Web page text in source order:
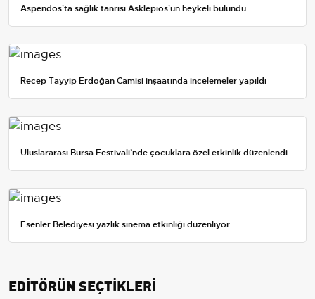
Aspendos'ta sağlık tanrısı Asklepios'un heykeli bulundu
Recep Tayyip Erdoğan Camisi inşaatında incelemeler yapıldı
Uluslararası Bursa Festivali’nde çocuklara özel etkinlik düzenlendi
Esenler Belediyesi yazlık sinema etkinliği düzenliyor
EDİTÖRÜN SEÇTİKLERİ